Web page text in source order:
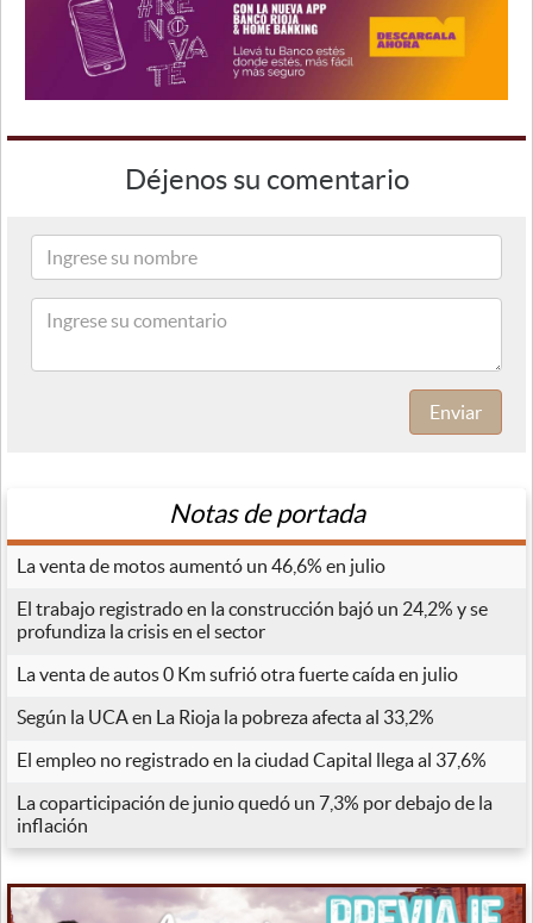
Déjenos su comentario
Enviar
Notas de portada
La venta de motos aumentó un 46,6% en julio
El trabajo registrado en la construcción bajó un 24,2% y se
profundiza la crisis en el sector
La venta de autos 0 Km sufrió otra fuerte caída en julio
Según la UCA en La Rioja la pobreza afecta al 33,2%
El empleo no registrado en la ciudad Capital llega al 37,6%
La coparticipación de junio quedó un 7,3% por debajo de la
inflación